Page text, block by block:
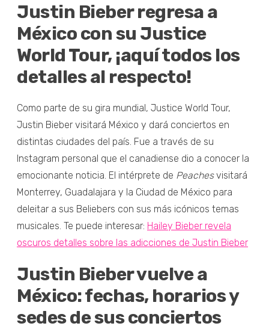
Justin Bieber regresa a
México con su Justice
World Tour, ¡aquí todos los
detalles al respecto!
Como parte de su gira mundial, Justice World Tour,
Justin Bieber visitará México y dará conciertos en
distintas ciudades del país. Fue a través de su
Instagram personal que el canadiense dio a conocer la
emocionante noticia. El intérprete de Peachesvisitará
Monterrey, Guadalajara y la Ciudad de México para
deleitar a sus Beliebers con sus más icónicos temas
musicales. Te puede interesar: Hailey Bieber revela
oscuros detalles sobre las adicciones de Justin Bieber
Justin Bieber vuelve a
México: fechas, horarios y
sedes de sus conciertos